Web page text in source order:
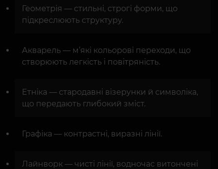
Геометрія — стильні, строгі форми, що
підкреслюють структуру.
Акварель — м’які кольорові переходи, що
створюють легкість і повітряність.
Етніка — стародавні візерунки й символіка,
що передають глибокий зміст.
Графіка — контрастні, виразні лінії.
Лайнворк — чисті лінії, водночас витончені